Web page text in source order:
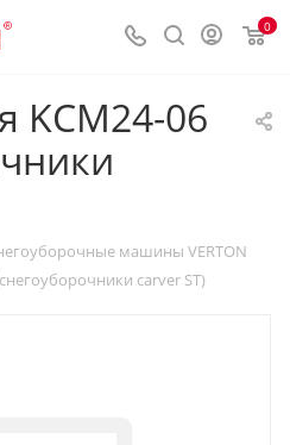
0
KCМ24-06
машины VERTON
carver ST)